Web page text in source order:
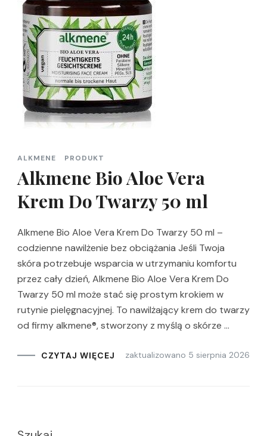
ALKMENE PRODUKT
Alkmene Bio Aloe Vera
Krem Do Twarzy 50 ml
Alkmene Bio Aloe Vera Krem Do Twarzy 50 ml –
codzienne nawilżenie bez obciążania Jeśli Twoja
skóra potrzebuje wsparcia w utrzymaniu komfortu
przez cały dzień, Alkmene Bio Aloe Vera Krem Do
Twarzy 50 ml może stać się prostym krokiem w
rutynie pielęgnacyjnej. To nawilżający krem do twarzy
od firmy alkmene®, stworzony z myślą o skórze …
CZYTAJ WIĘCEJ zaktualizowano 5 sierpnia 2026